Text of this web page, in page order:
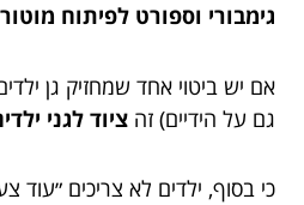
גימבורי וספורט לפיתוח
אם יש ביטוי אחד שמחזיק גן
גם על הידיים) זה ציוד לגני
כי בסוף, ילדים לא צריכים ״עוד